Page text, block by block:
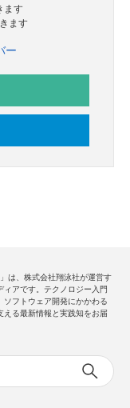
ます
ます
ー
は、株式会社翔泳社が運営す
アです。テクノロジー入門
フトウェア開発にかかわる
る最新情報と実践知をお届